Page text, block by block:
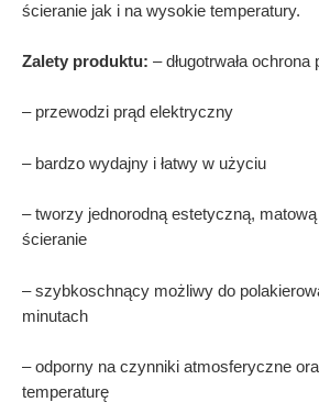
ścieranie jak i na wysokie temperatury.
Zalety produktu: – długotrwała
– przewodzi prąd elektryczny
– bardzo wydajny i łatwy w użyciu
– tworzy jednorodną estetyczną, matową
ścieranie
– szybkoschnący możliwy do
minutach
– odporny na czynniki atmosferyczne
temperaturę